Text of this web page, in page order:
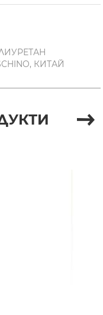
КИТАЙ